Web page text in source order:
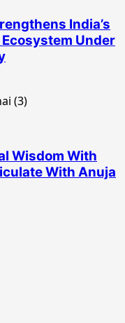
India’s
Under
Wisdom With
With Anuja